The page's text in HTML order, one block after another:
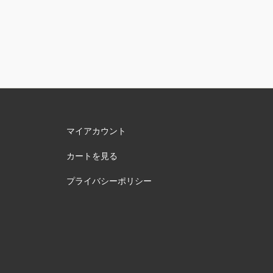
マイアカウント
カートを見る
プライバシーポリシー